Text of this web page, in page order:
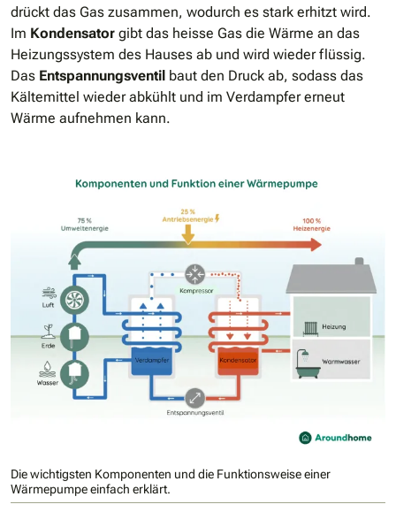
drückt das Gas zusammen, wodurch es stark erhitzt wird.
Im Kondensator gibt das heisse Gas die Wärme an das
Heizungssystem des Hauses ab und wird wieder flüssig.
Das Entspannungsventil baut den Druck ab, sodass das
Kältemittel wieder abkühlt und im Verdampfer erneut
Wärme aufnehmen kann.
Die wichtigsten Komponenten und die Funktionsweise einer
Wärmepumpe einfach erklärt.